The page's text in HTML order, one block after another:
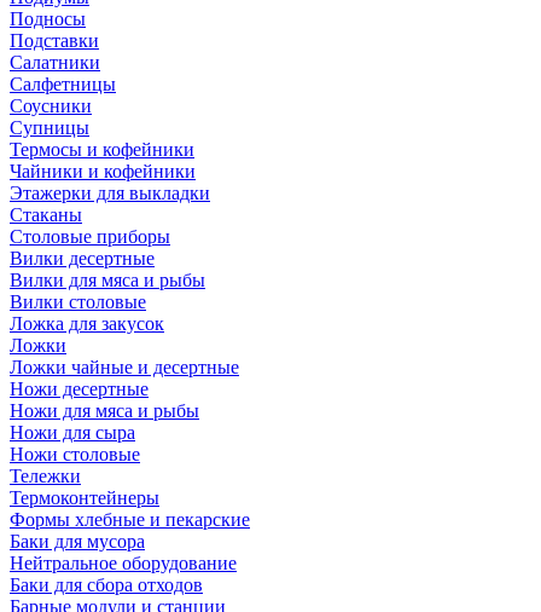
Подносы
Подставки
Салатники
Салфетницы
Соусники
Супницы
Термосы и кофейники
Чайники и кофейники
Этажерки для выкладки
Стаканы
Столовые приборы
Вилки десертные
Вилки для мяса и рыбы
Вилки столовые
Ложка для закусок
Ложки
Ложки чайные и десертные
Ножи десертные
Ножи для мяса и рыбы
Ножи для сыра
Ножи столовые
Тележки
Термоконтейнеры
Формы хлебные и пекарские
Баки для мусора
Нейтральное оборудование
Баки для сбора отходов
Барные модули и станции